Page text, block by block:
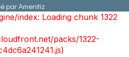
par Amenitiz
index: Loading chunk 1322
packs/1322-